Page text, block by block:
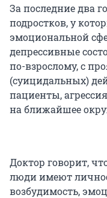
За последние два
подростков, у
эмоциональной
депрессивные
по-взрослому, с
(суицидальных)
пациенты,
на ближайшее
Доктор говорит,
люди имеют
возбудимость,